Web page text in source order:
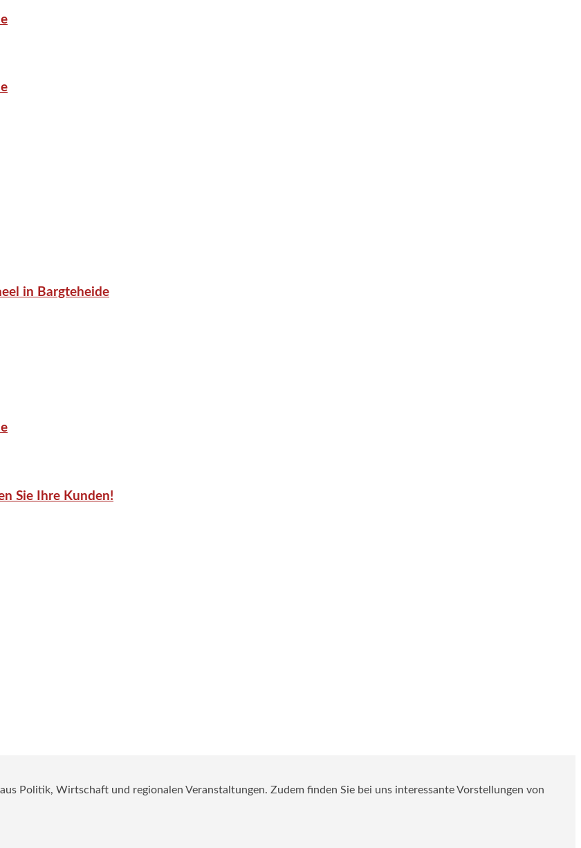
in Bargteheide
Sie Ihre Kunden!
Politik, Wirtschaft und regionalen Veranstaltungen. Zudem finden Sie bei uns interessante Vorstellungen von